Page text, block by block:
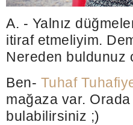
A. - Yalnız
itiraf etmeliyim.
Nereden buldunuz
Ben- Tuhaf
mağaza var.
bulabilirsiniz ;)